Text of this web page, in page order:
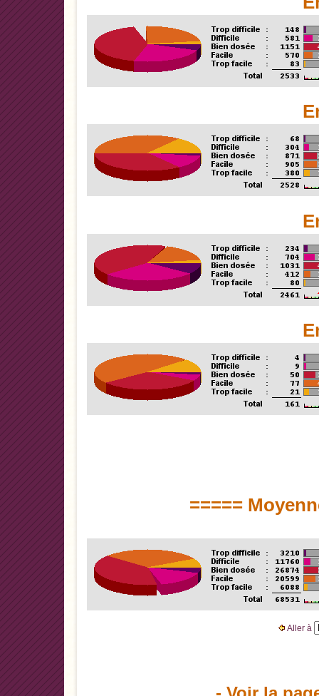
=====
Aller à